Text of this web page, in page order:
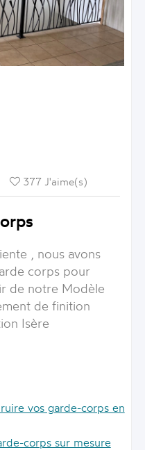
377 J'aime(s)
, nous avons
corps pour
de notre Modèle
de finition
Isère
vos garde-corps en
corps sur mesure